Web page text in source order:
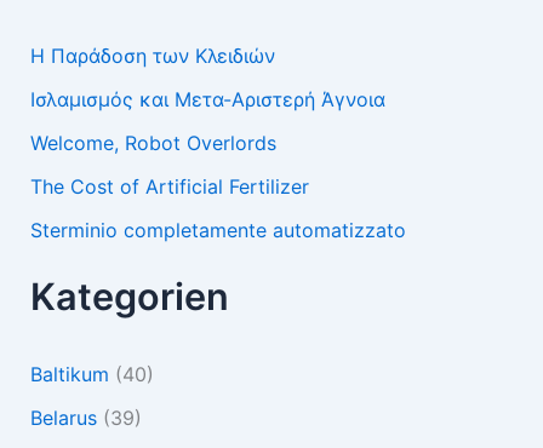
Η Παράδοση των Κλειδιών
Ισλαμισμός και Μετα-Αριστερή Άγνοια
Welcome, Robot Overlords
The Cost of Artificial Fertilizer
Sterminio completamente automatizzato
Kategorien
Baltikum (40)
Belarus(39)